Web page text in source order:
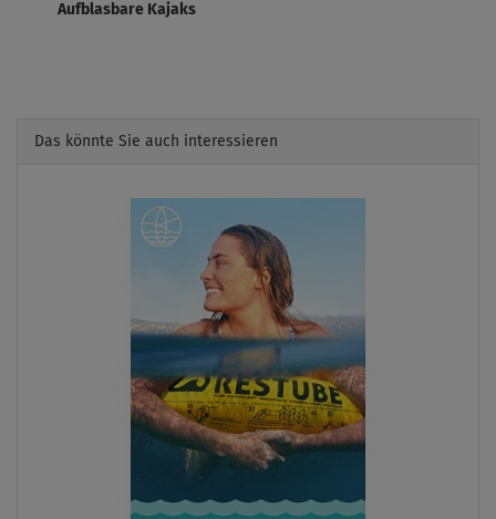
Aufblasbare Kajaks
Das könnte Sie auch interessieren
Previous